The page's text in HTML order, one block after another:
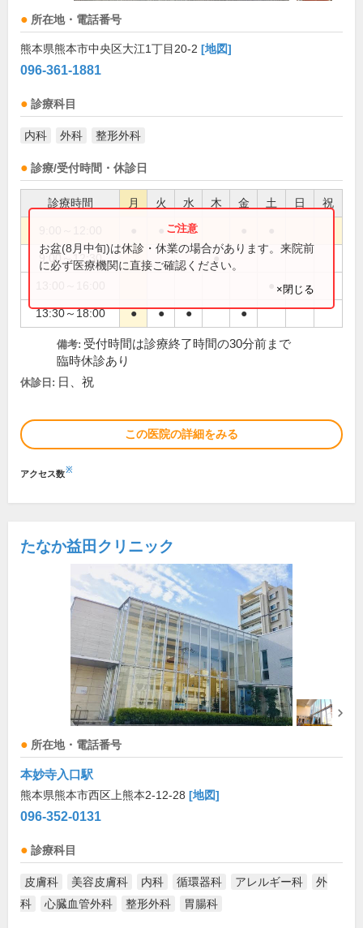
所在地・電話番号
熊本県熊本市中央区大江1丁目20-2 [地図]
096-361-1881
診療科目
内科 外科 整形外科
診療/受付時間・休診日
診療時間 月 火 水 木 金 土 日 祝
●
9:00～12:30 ●
13:30～18:00 ● ● ● ●
お盆(8月中旬)は休診・休業の場合があります。来院前
に必ず医療機関に直接ご確認ください。
×閉じる
備考: 受付時間は診療終了時間の30分前まで
臨時休診あり
休診日: 日、祝
この医院の詳細をみる
アクセス数※
たなか益田クリニック
所在地・電話番号
本妙寺入口駅
熊本県熊本市西区上熊本2-12-28 [地図]
096-352-0131
診療科目
皮膚科 美容皮膚科 内科 循環器科 アレルギー科
外
科
心臓血管外科 整形外科 胃腸科